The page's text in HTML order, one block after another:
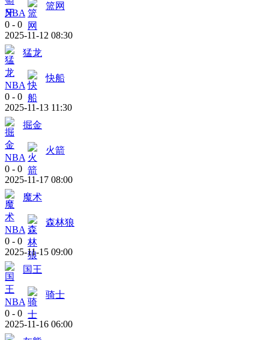
NBA
篮网
0 - 0
2025-11-12 08:30
猛龙
NBA
快船
0 - 0
2025-11-13 11:30
掘金
NBA
火箭
0 - 0
2025-11-17 08:00
魔术
NBA
森林狼
0 - 0
2025-11-15 09:00
国王
NBA
骑士
0 - 0
2025-11-16 06:00